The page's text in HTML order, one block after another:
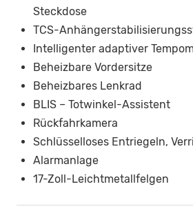
Steckdose
TCS-
Intelligenter adaptiver
Beheizbare Vordersitze
Beheizbares Lenkrad
BLIS – Totwinkel-Assistent
Rückfahrkamera
Schlüsselloses Entriegeln,
Alarmanlage
17-Zoll-Leichtmetallfelgen